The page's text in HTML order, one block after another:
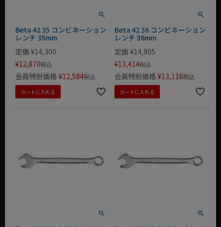
Beta 42 35 コンビネーション
レンチ 35mm
定価 ¥14,300
¥12,870税込
会員特別価格 ¥12,584税込
カートに入れる
Beta 42 36 コンビネーション
レンチ 36mm
定価 ¥14,905
¥13,414税込
会員特別価格 ¥13,116税込
カートに入れる